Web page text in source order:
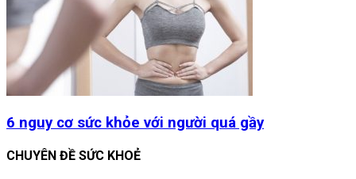
6 nguy cơ sức khỏe với người quá gầy
CHUYÊN ĐỀ SỨC KHOẺ